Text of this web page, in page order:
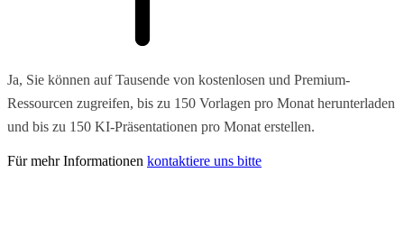
Ja, Sie können auf Tausende von kostenlosen und Premium-
Ressourcen zugreifen, bis zu 150 Vorlagen pro Monat herunterladen
und bis zu 150 KI-Präsentationen pro Monat erstellen.
Für mehr Informationen kontaktiere uns bitte